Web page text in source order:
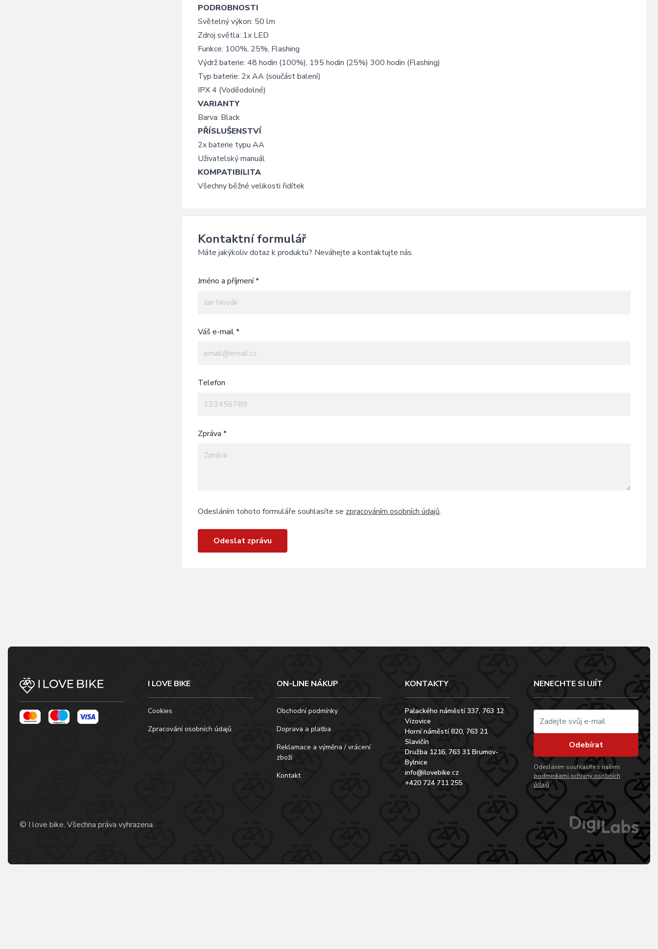
PODROBNOSTI
Světelný výkon: 50 lm
Zdroj světla: 1x LED
Funkce: 100%, 25%, Flashing
Výdrž baterie: 48 hodin (100%), 195 hodin (25%) 300 hodin (Flashing)
Typ baterie: 2x AA (součást balení)
IPX 4 (Voděodolné)
VARIANTY
Barva: Black
PŘÍSLUŠENSTVÍ
2x baterie typu AA
Uživatelský manuál
KOMPATIBILITA
Všechny běžné velikosti řidítek
Kontaktní formulář
Máte jakýkoliv dotaz k produktu? Neváhejte a kontaktujte nás.
Jméno a příjmení *
Váš e-mail *
Telefon
Zpráva *
Odesláním tohoto formuláře souhlasíte se zpracováním osobních údajů.
Odeslat zprávu
I LOVE BIKE
Cookies
Zpracování osobních údajů
ON-LINE NÁKUP
Obchodní podmínky
Doprava a platba
Reklamace a výměna / vrácení
zboží
Kontakt
KONTAKTY
Palackého náměstí 337, 763 12
Vizovice
Horní náměstí 820, 763 21
Slavičín
Družba 1216, 763 31 Brumov-
Bylnice
info@ilovebike.cz
+420 724 711 255
NENECHTE SI UJÍT
Odebírat
Odesláním souhlasíte s našimi
podmínkami ochrany osobních
údajů.
© I love bike, Všechna práva vyhrazena.